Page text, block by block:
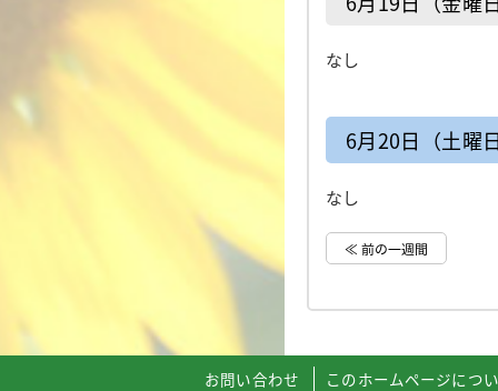
なし
6月20日（土曜日
なし
≪ 前の一週間
お問い合わせ このホームページにつ